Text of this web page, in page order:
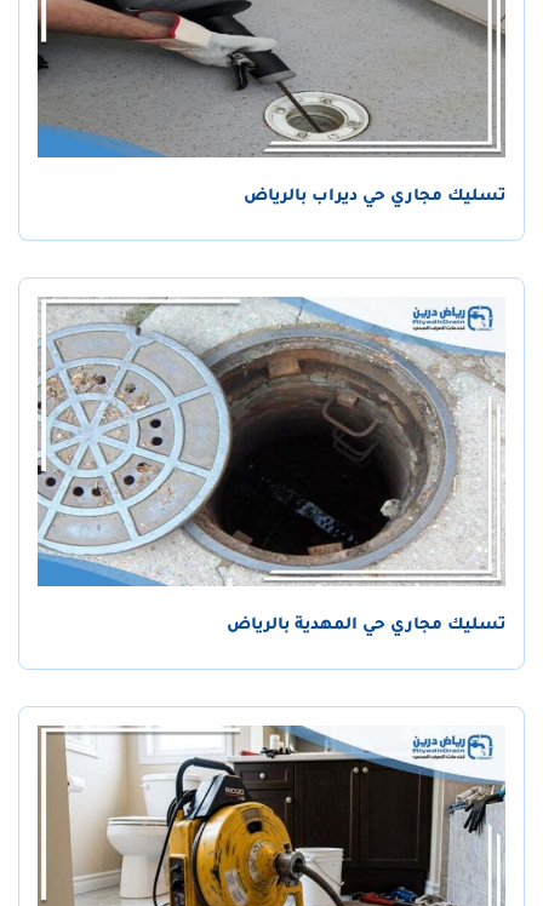
تسليك مجاري حي ديراب بالرياض
تسليك مجاري حي المهدية بالرياض